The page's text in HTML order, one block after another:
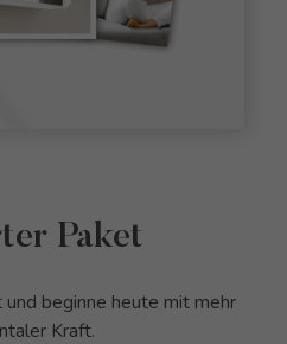
Paket
beginne heute mit mehr
Kraft.